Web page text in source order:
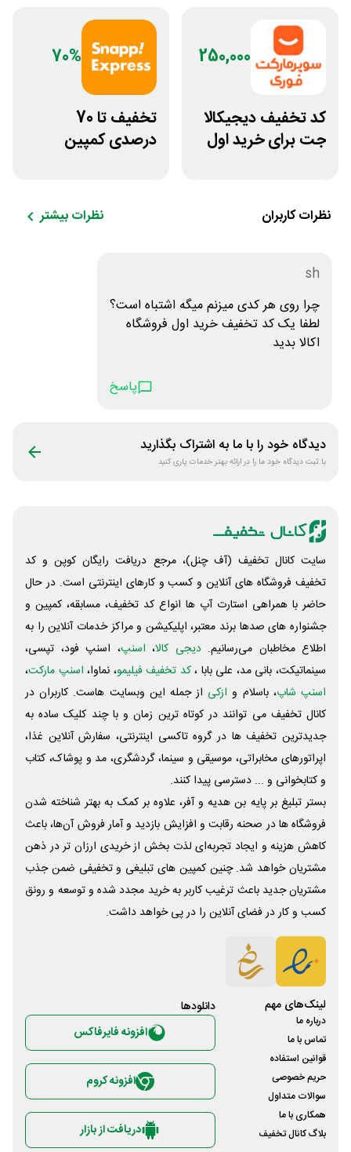
250,000
کد تخفیف دیجیکالا
جت برای خرید اول
70%
تخفیف تا 70
درصدی کمپین
نظرات کاربران نظرات بیشتر
sh
چرا روی هر کدی میزنم میگه اشتباه است؟
لطفا یک کد تخفیف خرید اول فروشگاه
اکالا بدید
پاسخ
دیدگاه خود را با ما به اشتراک بگذارید
با ثبت دیدگاه خود ما را در ارائه بهتر خدمات یاری کنید
سایت کانال تخفیف (آف چنل)، مرجع دریافت رایگان کوپن و کد
تخفیف فروشگاه های آنلاین و کسب و‌ کارهای اینترنتی است. در حال
حاضر با همراهی استارت آپ ها انواع کد تخفیف، مسابقه، کمپین و
جشنواره های صدها برند معتبر، اپلیکیشن و مراکز خدمات آنلاین را به
اطلاع مخاطبان می‌رسانیم. دیجی کالا، اسنپ، اسنپ فود، تپسی،
سینماتیکت، بانی مد، علی‌ بابا ،کد تخفیف فیلیمو، نماوا، اسنپ مارکت،
اسنپ شاپ، باسلام و ازکی از جمله این وبسایت ‌هاست. کاربران در
کانال تخفیف می توانند در کوتاه ترین زمان و با چند کلیک ساده به
جدیدترین تخفیف ها در گروه تاکسی اینترنتی، سفارش آنلاین غذا،
اپراتورهای مخابراتی، موسیقی و سینما، گردشگری، مد و پوشاک، کتاب
و کتابخوانی و ... دسترسی پیدا کنند.
بستر تبلیغ بر پایه بن هدیه و آفر، علاوه بر کمک به بهتر شناخته شدن
فروشگاه ها در صحنه رقابت و افزایش بازدید و آمار فروش آن‌ها، باعث
کاهش هزینه و ایجاد تجربه‌ای لذت بخش از خریدی ارزان تر در ذهن
مشتریان خواهد شد. چنین کمپین های تبلیغی و تخفیفی ضمن جذب
مشتریان جدید باعث ترغیب کاربر به خرید مجدد شده و توسعه و رونق
کسب و کار در فضای آنلاین را در پی خواهد داشت.
لینک‌های مهم
درباره ما
تماس با ما
قوانین استفاده
حریم خصوصی
سوالات متداول
همکاری با ما
بلاگ کانال تخفیف
دانلود‌ها
افزونه فایرفاکس
افزونه کروم
دریافت از بازار